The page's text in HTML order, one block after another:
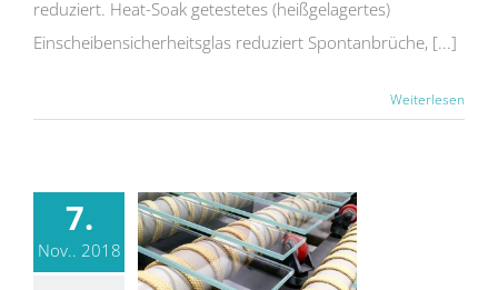
reduziert. Heat-Soak getestetes (heißgelagertes)
Einscheibensicherheitsglas reduziert Spontanbrüche, [...]
Weiterlesen
7.
Nov.. 2018